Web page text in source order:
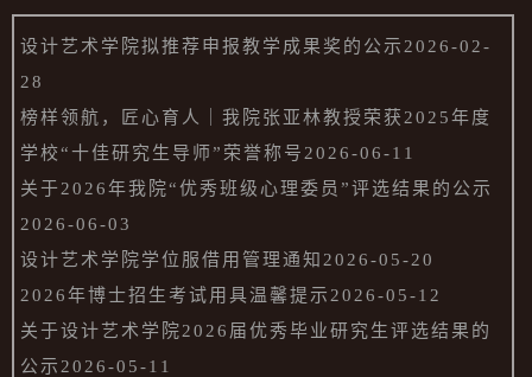
设计艺术学院拟推荐申报教学成果奖的公示 2026-02-
28
榜样领航，匠心育人｜我院张亚林教授荣获2025年度
学校“十佳研究生导师”荣誉称号 2026-06-11
关于2026年我院“优秀班级心理委员”评选结果的公示
2026-06-03
设计艺术学院学位服借用管理通知 2026-05-20
2026年博士招生考试用具温馨提示 2026-05-12
关于设计艺术学院2026届优秀毕业研究生评选结果的
公示 2026-05-11